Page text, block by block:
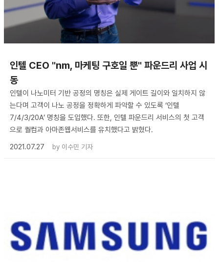
인텔 CEO "nm, 마케팅 구호일 뿐" 파운드리 사업 시
동
인텔이 나노미터 기반 공정의 명칭은 실제 게이트 길이와 일치하지 않
는다며 고객이 나노 공정을 정확하게 파악할 수 있도록 ‘인텔
7/4/3/20A’ 명칭을 도입했다. 또한, 인텔 파운드리 서비스의 첫 고객
으로 퀄컴과 아마존웹서비스를 유치했다고 밝혔다.
2021.07.27
by 이수민 기자